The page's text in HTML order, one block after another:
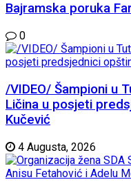
Bajramska poruka
0
/VIDEO/ Šampioni u
Ličina u posjeti
Kučević
4 Augusta, 2026